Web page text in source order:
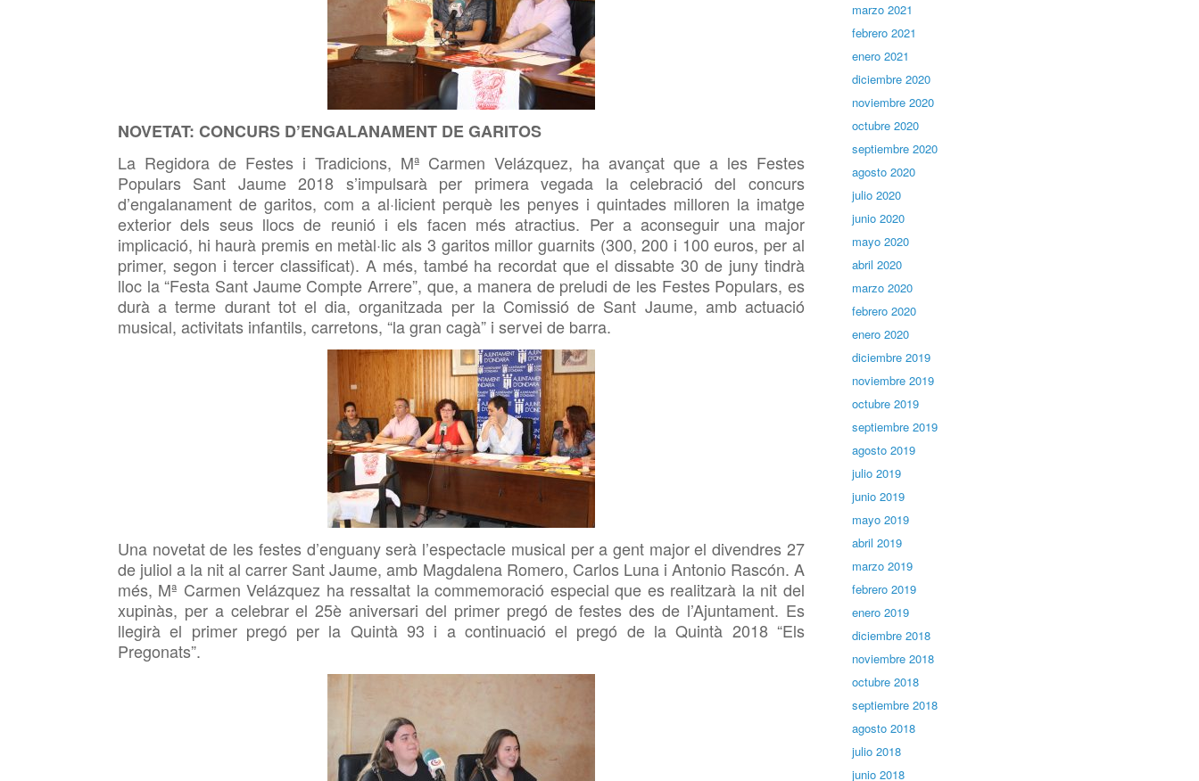
NOVETAT: CONCURS D’ENGALANAMENT DE GARITOS
La Regidora de Festes i Tradicions, Mª Carmen Velázquez, ha avançat que a les Festes
Populars Sant Jaume 2018 s’impulsarà per primera vegada la celebració del concurs
d’engalanament de garitos, com a al·licient perquè les penyes i quintades milloren la imatge
exterior dels seus llocs de reunió i els facen més atractius. Per a aconseguir una major
implicació, hi haurà premis en metàl·lic als 3 garitos millor guarnits (300, 200 i 100 euros, per al
primer, segon i tercer classificat). A més, també ha recordat que el dissabte 30 de juny tindrà
lloc la “Festa Sant Jaume Compte Arrere”, que, a manera de preludi de les Festes Populars, es
durà a terme durant tot el dia, organitzada per la Comissió de Sant Jaume, amb actuació
musical, activitats infantils, carretons, “la gran cagà” i servei de barra.
Una novetat de les festes d’enguany serà l’espectacle musical per a gent major el divendres 27
de juliol a la nit al carrer Sant Jaume, amb Magdalena Romero, Carlos Luna i Antonio Rascón. A
més, Mª Carmen Velázquez ha ressaltat la commemoració especial que es realitzarà la nit del
xupinàs, per a celebrar el 25è aniversari del primer pregó de festes des de l’Ajuntament. Es
llegirà el primer pregó per la Quintà 93 i a continuació el pregó de la Quintà 2018 “Els
Pregonats”.
marzo 2021
febrero 2021
enero 2021
diciembre 2020
noviembre 2020
octubre 2020
septiembre 2020
agosto 2020
julio 2020
junio 2020
mayo 2020
abril 2020
marzo 2020
febrero 2020
enero 2020
diciembre 2019
noviembre 2019
octubre 2019
septiembre 2019
agosto 2019
julio 2019
junio 2019
mayo 2019
abril 2019
marzo 2019
febrero 2019
enero 2019
diciembre 2018
noviembre 2018
octubre 2018
septiembre 2018
agosto 2018
julio 2018
junio 2018